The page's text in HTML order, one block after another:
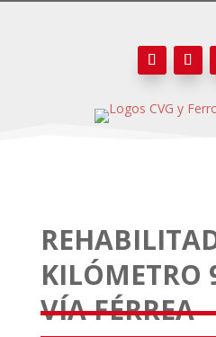
KILÓMETRO
VÍA FÉRREA